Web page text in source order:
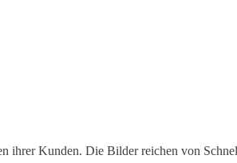
ihrer Kunden. Die Bilder reichen von